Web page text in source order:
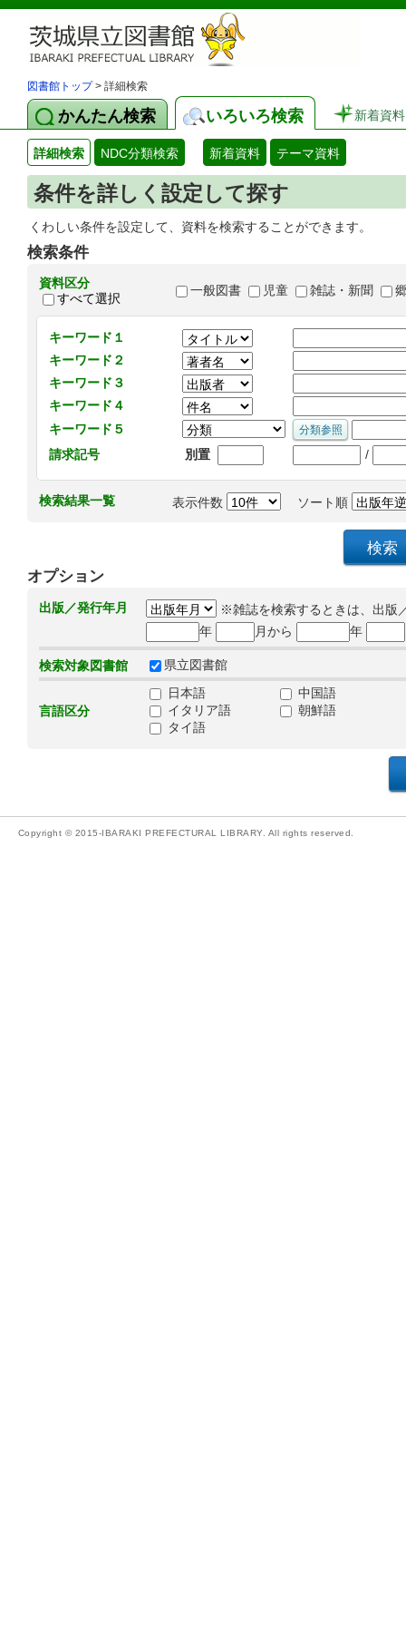
図書館トップ> 詳細検索
かんたん検索 いろいろ検索 新着資料
詳細検索 NDC分類検索 新着資料 テーマ資料
条件を詳しく設定して探す
くわしい条件を設定して、資料を検索することができます。
検索条件
資料区分
すべて選択
一般図書 児童 雑誌・新聞
キーワード１
キーワード２
キーワード３
キーワード４
キーワード５
請求記号
別置 /
検索結果一覧 表示件数 ソート順
オプション
出版／発行年月
※雑誌を検索するときは、出版
年
月から 年
検索対象図書館 県立図書館
言語区分
日本語
中国語
イタリア語
朝鮮語
タイ語
Copyright © 2015-IBARAKI PREFECTURAL LIBRARY. All rights reserved.